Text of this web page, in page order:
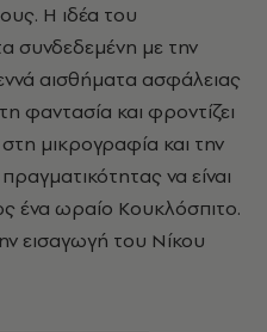
Η ιδέα του
συνδεδεμένη με την
αισθήματα ασφάλειας
φαντασία και φροντίζει
μικρογραφία και την
να είναι
ένα ωραίο Κουκλόσπιτο.
εισαγωγή του Νίκου